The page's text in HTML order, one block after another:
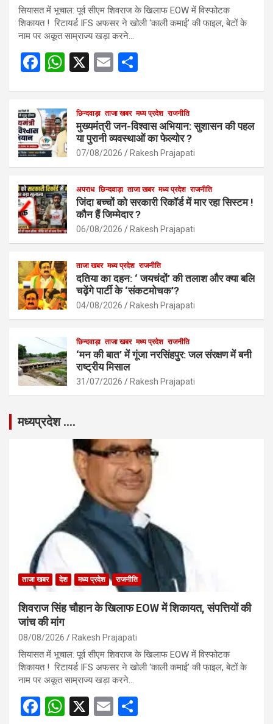
सियासत में भूचाल: पूर्व सीएम शिवराज के खिलाफ EOW में विस्फोटक
शिकायत ! रिटायर्ड IFS अफसर ने खोली ‘काली कमाई’ की फाइल, बेटों के
नाम पर अकूत साम्राज्य खड़ा करने…
F
b
o
o
k
W
s
A
p
p
X
E
e
छिन्दवाड़ा ताजा खबर मध्य प्रदेश राजनीति
मुख्यमंत्री जन-विश्वास अभियान: सुशासन की पहल
या पुरानी व्यवस्थाओं का फेल्योर ?
07/08/2026 Rakesh Prajapati
अपराध छिन्दवाड़ा ताजा खबर मध्य प्रदेश राजनीति
जिंदा बच्चों को सरकारी रिकॉर्ड में मार रहा सिस्टम !
कौन हैं जिम्मेदार ?
06/08/2026 Rakesh Prajapati
ताजा खबर मध्य प्रदेश राजनीति
दतिया का दहन: ‘ जयचंदों’ की तलाश और क्या बलि
चढ़ेंगे पार्टी के ‘संकटमोचक’?
04/08/2026 Rakesh Prajapati
छिन्दवाड़ा ताजा खबर मध्य प्रदेश राजनीति
‘मन की बात’ में गूंजा नरसिंहपुर: जल संरक्षण में बनी
राष्ट्रीय मिसाल
31/07/2026 Rakesh Prajapati
मध्यप्रदेश ….
ताजा खबर देश मध्य प्रदेश राजनीति
शिवराज सिंह चौहान के खिलाफ EOW में शिकायत, संपत्तियों की
जांच की मांग
08/08/2026 Rakesh Prajapati
सियासत में भूचाल: पूर्व सीएम शिवराज के खिलाफ EOW में विस्फोटक
शिकायत ! रिटायर्ड IFS अफसर ने खोली ‘काली कमाई’ की फाइल, बेटों के
नाम पर अकूत साम्राज्य खड़ा करने…
F
W X
E